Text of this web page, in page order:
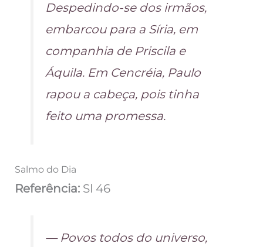
Despedindo-se dos irmãos,
embarcou para a Síria, em
companhia de Priscila e
Áquila. Em Cencréia, Paulo
rapou a cabeça, pois tinha
feito uma promessa.
Salmo do Dia
Referência: Sl 46
— Povos todos do universo,